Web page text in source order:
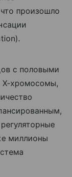
произошло
с половыми
хромосомы,
миллионы